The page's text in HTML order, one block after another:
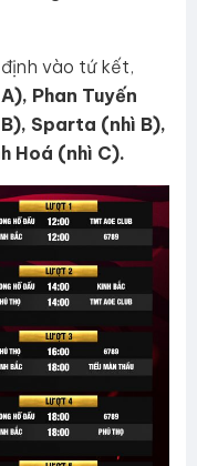
vào tứ kết,
Phan Tuyến
Sparta (nhì B),
Hoá (nhì C).